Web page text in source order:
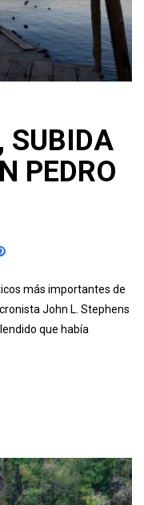
SUBIDA
PEDRO
más importantes de
John L. Stephens
que había